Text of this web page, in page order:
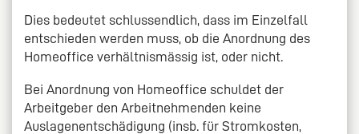
Dies bedeutet schlussendlich, dass im Einzelfall
entschieden werden muss, ob die Anordnung des
Homeoffice verhältnismässig ist, oder nicht.
Bei Anordnung von Homeoffice schuldet der
Arbeitgeber den Arbeitnehmenden keine
Auslagenentschädigung (insb. für Stromkosten,